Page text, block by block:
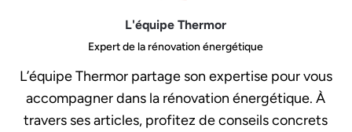
L'équipe Thermor
Expert de la rénovation énergétique
L’équipe Thermor partage son expertise pour vous
accompagner dans la rénovation énergétique. À
travers ses articles, profitez de conseils concrets